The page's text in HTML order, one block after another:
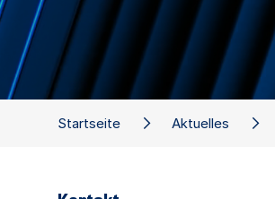
Startseite Aktuelles